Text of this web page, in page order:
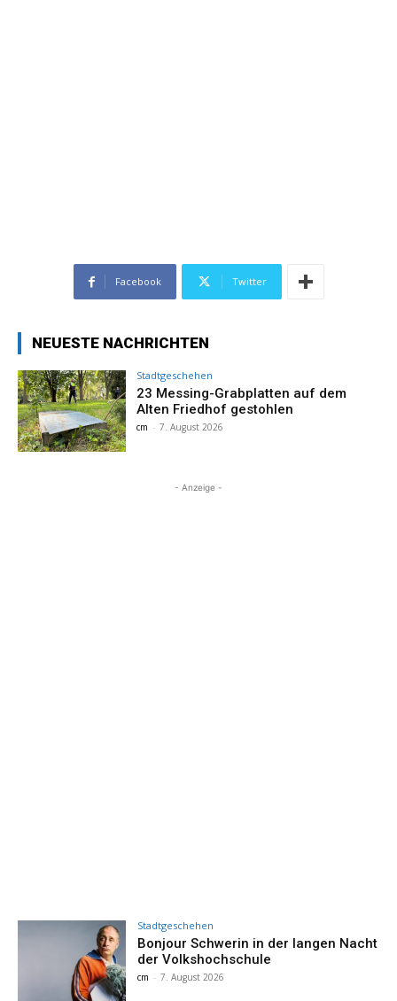
Facebook Twitter
NEUESTE NACHRICHTEN
Stadtgeschehen
23 Messing-Grabplatten auf dem
Alten Friedhof gestohlen
cm - 7. August 2026
- Anzeige -
Stadtgeschehen
Bonjour Schwerin in der langen Nacht
der Volkshochschule
cm - 7. August 2026